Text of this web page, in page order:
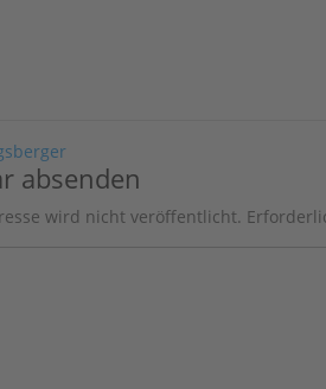
absenden
wird nicht veröffentlicht.